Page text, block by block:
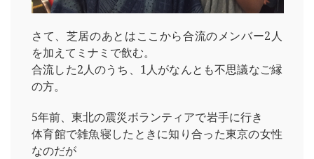
さて、芝居のあとはここから合流のメンバー2人
を加えてミナミで飲む。
合流した2人のうち、1人がなんとも不思議なご縁
の方。
5年前、東北の震災ボランティアで岩手に行き
体育館で雑魚寝したときに知り合った東京の女性
なのだが